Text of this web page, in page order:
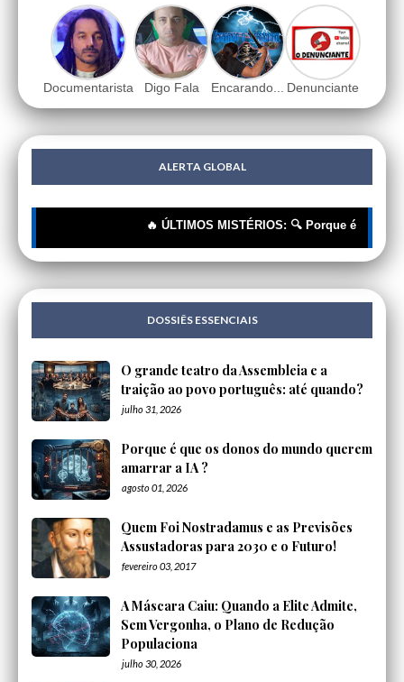
Documentarista Digo Fala Encarando... Denunciante
ALERTA GLOBAL
🔥 ÚLTIMOS MISTÉRIOS: 🔍 Porque é que os
DOSSIÊS ESSENCIAIS
O grande teatro da Assembleia e a
traição ao povo português: até quando?
julho 31, 2026
Porque é que os donos do mundo querem
amarrar a IA ?
agosto 01, 2026
Quem Foi Nostradamus e as Previsões
Assustadoras para 2030 e o Futuro!
fevereiro 03, 2017
A Máscara Caiu: Quando a Elite Admite,
Sem Vergonha, o Plano de Redução
Populaciona
julho 30, 2026